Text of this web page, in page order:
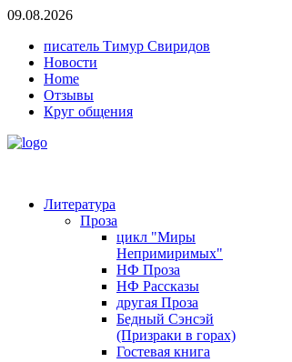
09.08.2026
писатель Тимур Свиридов
Новости
Home
Отзывы
Круг общения
Литература
Проза
цикл "Миры
Непримиримых"
НФ Проза
НФ Рассказы
другая Проза
Бедный Сэнсэй
(Призраки в горах)
Гостевая книга